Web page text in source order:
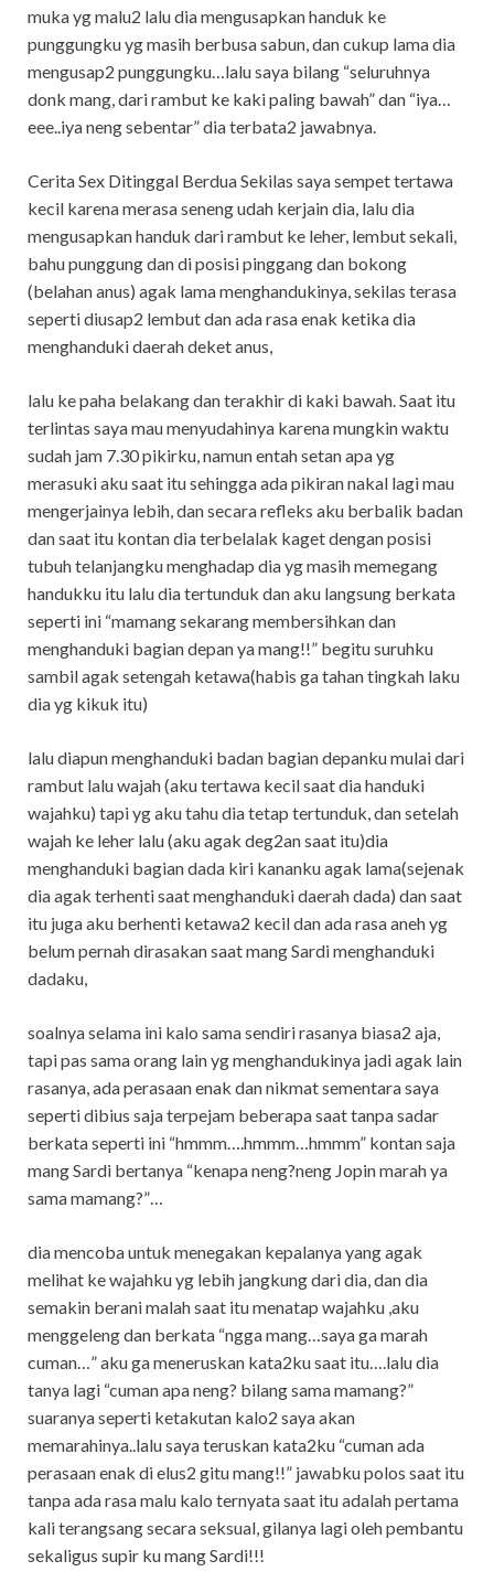
muka yg malu2 lalu dia mengusapkan handuk ke
punggungku yg masih berbusa sabun, dan cukup lama dia
mengusap2 punggungku…lalu saya bilang “seluruhnya
donk mang, dari rambut ke kaki paling bawah” dan “iya…
eee..iya neng sebentar” dia terbata2 jawabnya.
Cerita Sex Ditinggal Berdua Sekilas saya sempet tertawa
kecil karena merasa seneng udah kerjain dia, lalu dia
mengusapkan handuk dari rambut ke leher, lembut sekali,
bahu punggung dan di posisi pinggang dan bokong
(belahan anus) agak lama menghandukinya, sekilas terasa
seperti diusap2 lembut dan ada rasa enak ketika dia
menghanduki daerah deket anus,
lalu ke paha belakang dan terakhir di kaki bawah. Saat itu
terlintas saya mau menyudahinya karena mungkin waktu
sudah jam 7.30 pikirku, namun entah setan apa yg
merasuki aku saat itu sehingga ada pikiran nakal lagi mau
mengerjainya lebih, dan secara refleks aku berbalik badan
dan saat itu kontan dia terbelalak kaget dengan posisi
tubuh telanjangku menghadap dia yg masih memegang
handukku itu lalu dia tertunduk dan aku langsung berkata
seperti ini “mamang sekarang membersihkan dan
menghanduki bagian depan ya mang!!” begitu suruhku
sambil agak setengah ketawa(habis ga tahan tingkah laku
dia yg kikuk itu)
lalu diapun menghanduki badan bagian depanku mulai dari
rambut lalu wajah (aku tertawa kecil saat dia handuki
wajahku) tapi yg aku tahu dia tetap tertunduk, dan setelah
wajah ke leher lalu (aku agak deg2an saat itu)dia
menghanduki bagian dada kiri kananku agak lama(sejenak
dia agak terhenti saat menghanduki daerah dada) dan saat
itu juga aku berhenti ketawa2 kecil dan ada rasa aneh yg
belum pernah dirasakan saat mang Sardi menghanduki
dadaku,
soalnya selama ini kalo sama sendiri rasanya biasa2 aja,
tapi pas sama orang lain yg menghandukinya jadi agak lain
rasanya, ada perasaan enak dan nikmat sementara saya
seperti dibius saja terpejam beberapa saat tanpa sadar
berkata seperti ini “hmmm….hmmm…hmmm” kontan saja
mang Sardi bertanya “kenapa neng?neng Jopin marah ya
sama mamang?”…
dia mencoba untuk menegakan kepalanya yang agak
melihat ke wajahku yg lebih jangkung dari dia, dan dia
semakin berani malah saat itu menatap wajahku ,aku
menggeleng dan berkata “ngga mang…saya ga marah
cuman…” aku ga meneruskan kata2ku saat itu….lalu dia
tanya lagi “cuman apa neng? bilang sama mamang?”
suaranya seperti ketakutan kalo2 saya akan
memarahinya..lalu saya teruskan kata2ku “cuman ada
perasaan enak di elus2 gitu mang!!” jawabku polos saat itu
tanpa ada rasa malu kalo ternyata saat itu adalah pertama
kali terangsang secara seksual, gilanya lagi oleh pembantu
sekaligus supir ku mang Sardi!!!